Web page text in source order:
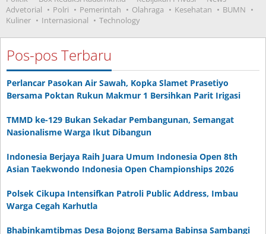
Advetorial
Polri Pemerintah Olahraga Kesehatan
BUMN
Kuliner
Internasional Technology
Pos-pos Terbaru
Perlancar Pasokan Air Sawah, Kopka Slamet Prasetiyo
Bersama Poktan Rukun Makmur 1 Bersihkan Parit Irigasi
TMMD ke-129 Bukan Sekadar Pembangunan, Semangat
Nasionalisme Warga Ikut Dibangun
Indonesia Berjaya Raih Juara Umum Indonesia Open 8th
Asian Taekwondo Indonesia Open Championships 2026
Polsek Cikupa Intensifkan Patroli Public Address, Imbau
Warga Cegah Karhutla
Bhabinkamtibmas Desa Bojong Bersama Babinsa Sambangi